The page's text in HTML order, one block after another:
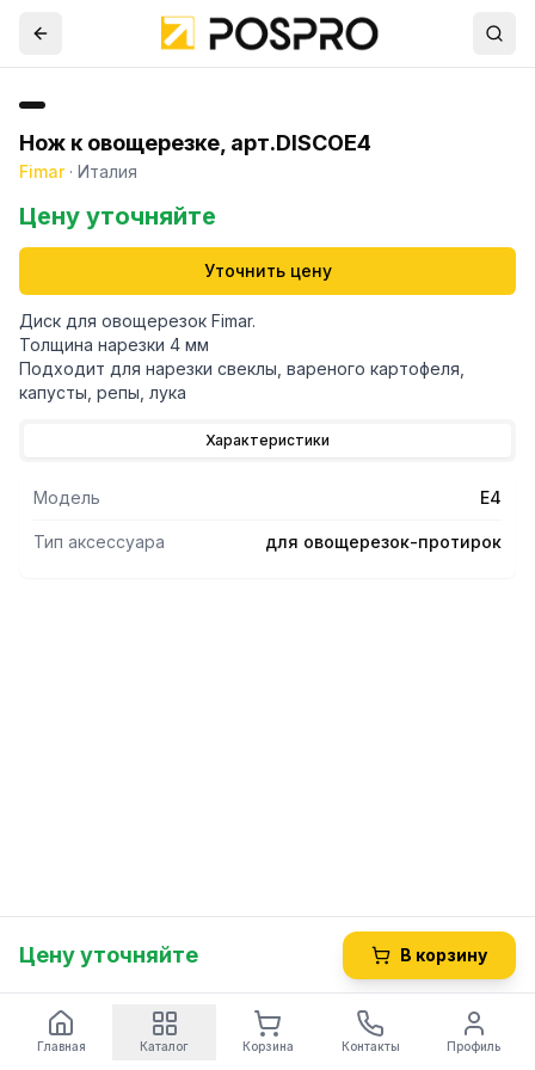
Нож к овощерезке, арт.DISCOE4
Fimar· Италия
Цену уточняйте
Уточнить цену
Диск для овощерезок Fimar.
Толщина нарезки 4 мм
Подходит для нарезки свеклы, вареного картофеля,
капусты, репы, лука
Характеристики
Модель E4
Тип аксессуара для овощерезок-протирок
Цену уточняйте В корзину
Главная Каталог Корзина Контакты Профиль